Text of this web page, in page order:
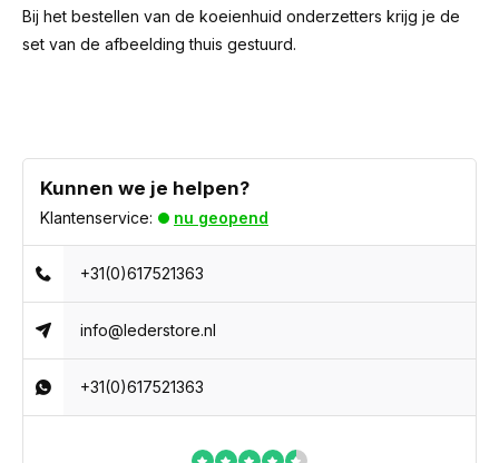
Bij het bestellen van de koeienhuid onderzetters krijg je de
set van de afbeelding thuis gestuurd.
Kunnen we je helpen?
Klantenservice: nu geopend
+31(0)617521363
info@lederstore.nl
+31(0)617521363